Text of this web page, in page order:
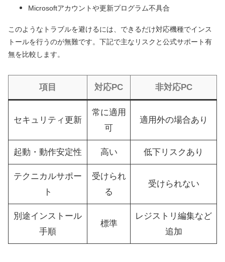
Microsoftアカウントや更新プログラム不具合
このようなトラブルを避けるには、できるだけ対応機種でインス
トールを行うのが無難です。下記で主なリスクと公式サポート有
無を比較します。
項目 対応PC 非対応PC
セキュリティ更新
常に適用
可
適用外の場合あり
起動・動作安定性 高い 低下リスクあり
テクニカルサポー
ト
受けられ
る
受けられない
別途インストール
手順
標準
レジストリ編集など
追加